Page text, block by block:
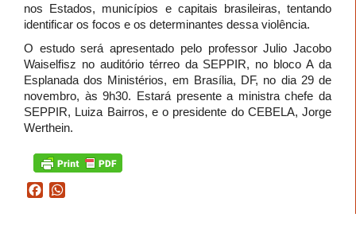
nos Estados, municípios e capitais brasileiras, tentando
identificar os focos e os determinantes dessa violência.
O estudo será apresentado pelo professor Julio Jacobo
Waiselfisz no auditório térreo da SEPPIR, no bloco A da
Esplanada dos Ministérios, em Brasília, DF, no dia 29 de
novembro, às 9h30. Estará presente a ministra chefe da
SEPPIR, Luiza Bairros, e o presidente do CEBELA, Jorge
Werthein.
Facebook